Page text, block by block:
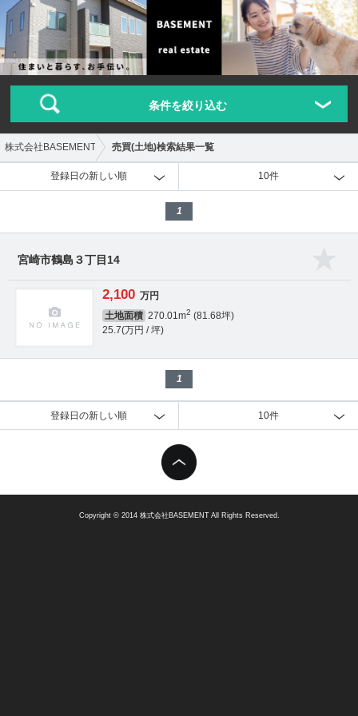
条件を絞り込む
株式会社BASEMENT 売買(土地)検索結果一覧
登録日の新しい順 10件
1
宮崎市鶴島３丁目14
2,100 万円
土地面積 270.01m2 (81.68坪)
25.7(万円 / 坪)
1
登録日の新しい順 10件
Copyright © 2014 株式会社BASEMENT All Rights Reserved.